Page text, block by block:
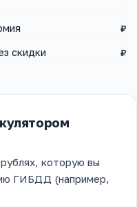
₽
скидки ₽
которую вы
ГИБДД (например,